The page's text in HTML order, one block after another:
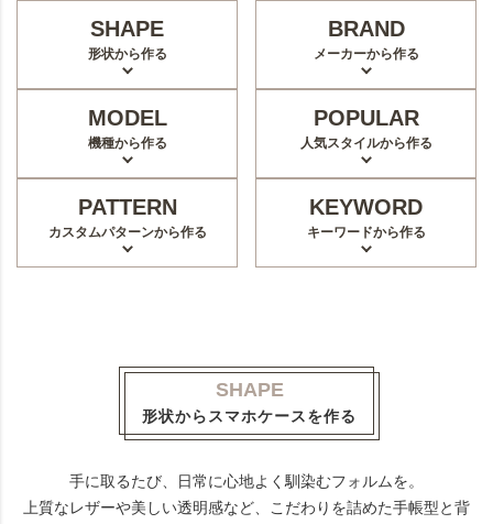
SHAPE
形状から作る
BRAND
メーカーから作る
MODEL
機種から作る
POPULAR
人気スタイルから作る
PATTERN
カスタムパターンから作る
KEYWORD
キーワードから作る
SHAPE
形状からスマホケースを作る
手に取るたび、日常に心地よく馴染むフォルムを。
上質なレザーや美しい透明感など、こだわりを詰めた手帳型と背